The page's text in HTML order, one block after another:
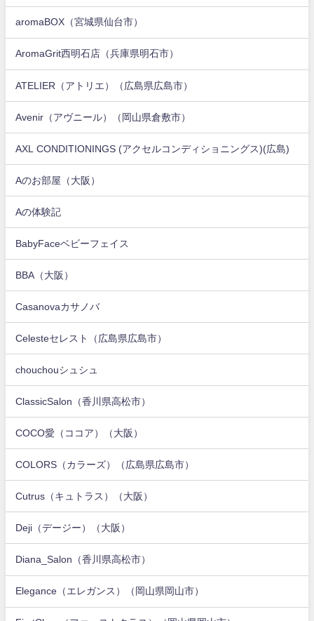
aromaBOX（宮城県仙台市）
AromaGrit西明石店（兵庫県明石市）
ATELIER（アトリエ）（広島県広島市）
Avenir（アヴニール）（岡山県倉敷市）
AXL CONDITIONINGS (アクセルコンディショニングス)(広島)
Aのお部屋（大阪）
Aの体験記
BabyFaceベビーフェイス
BBA（大阪）
Casanovaカサノバ
Celesteセレスト（広島県広島市）
chouchouシュシュ
ClassicSalon（香川県高松市）
COCO愛（ココア）（大阪）
COLORS（カラーズ）（広島県広島市）
Cutrus（キュトラス）（大阪）
Deji（デージー）（大阪）
Diana_Salon（香川県高松市）
Elegance（エレガンス）（岡山県岡山市）